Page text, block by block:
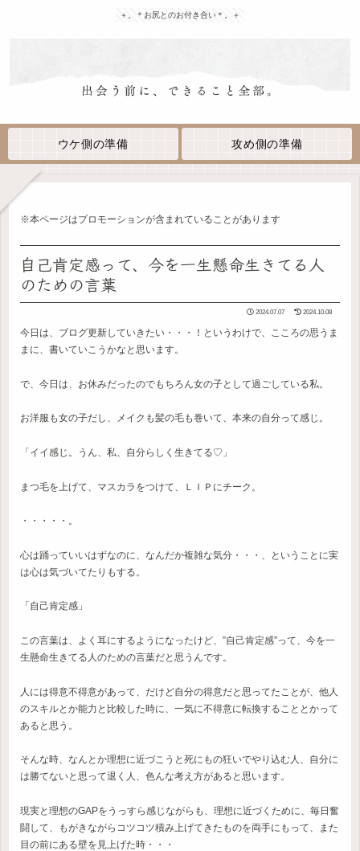
＋。＊お尻とのお付き合い＊。＋
ウケ側の準備 攻め側の準備
※本ページはプロモーションが含まれていることがあります
自己肯定感って、今を一生懸命生きてる人
のための言葉
2024.07.07 2024.10.08
今日は、ブログ更新していきたい・・・！というわけで、こころの思うま
まに、書いていこうかなと思います。
で、今日は、お休みだったのでもちろん女の子として過ごしている私。
お洋服も女の子だし、メイクも髪の毛も巻いて、本来の自分って感じ。
「イイ感じ。うん、私、自分らしく生きてる♡」
まつ毛を上げて、マスカラをつけて、ＬＩＰにチーク。
・・・・・。
心は踊っていいはずなのに、なんだか複雑な気分・・・、ということに実
は心は気づいてたりもする。
「自己肯定感」
この言葉は、よく耳にするようになったけど、”自己肯定感”って、今を一
生懸命生きてる人のための言葉だと思うんです。
人には得意不得意があって、だけど自分の得意だと思ってたことが、他人
のスキルとか能力と比較した時に、一気に不得意に転換することとかって
あると思う。
そんな時、なんとか理想に近づこうと死にもの狂いでやり込む人、自分に
は勝てないと思って退く人、色んな考え方があると思います。
現実と理想のGAPをうっすら感じながらも、理想に近づくために、毎日奮
闘して、もがきながらコツコツ積み上げてきたものを両手にもって、また
目の前にある壁を見上げた時・・・